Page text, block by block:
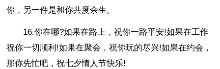
你，另一件是和你共度余生。
16.你在哪?如果在路上，祝你一路平安!如果在工作
祝你一切顺利!如果在聚会，祝你玩的尽兴!如果在约会，
那你先忙吧，祝七夕情人节快乐!